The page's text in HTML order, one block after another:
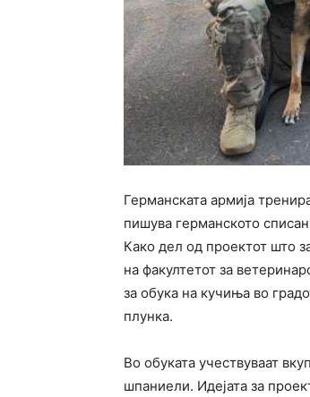
Германската армија
пишува германското
Како дел од проектот што
на факултетот за
за обука на кучиња во
плунка.
Во обуката учествуваат
шпаниели. Идејата за